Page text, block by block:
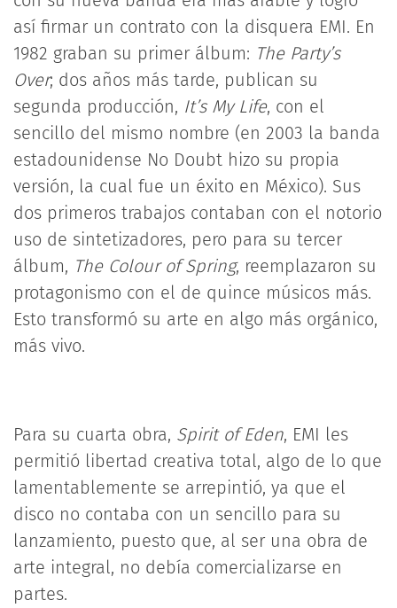
así firmar un contrato con la disquera EMI. En
1982 graban su primer álbum: The Party’s
Over; dos años más tarde, publican su
segunda producción, It’s My Life, con el
sencillo del mismo nombre (en 2003 la banda
estadounidense No Doubt hizo su propia
versión, la cual fue un éxito en México). Sus
dos primeros trabajos contaban con el notorio
uso de sintetizadores, pero para su tercer
álbum, The Colour of Spring, reemplazaron su
protagonismo con el de quince músicos más.
Esto transformó su arte en algo más orgánico,
más vivo.
Para su cuarta obra, Spirit of Eden, EMI les
permitió libertad creativa total, algo de lo que
lamentablemente se arrepintió, ya que el
disco no contaba con un sencillo para su
lanzamiento, puesto que, al ser una obra de
arte integral, no debía comercializarse en
partes.